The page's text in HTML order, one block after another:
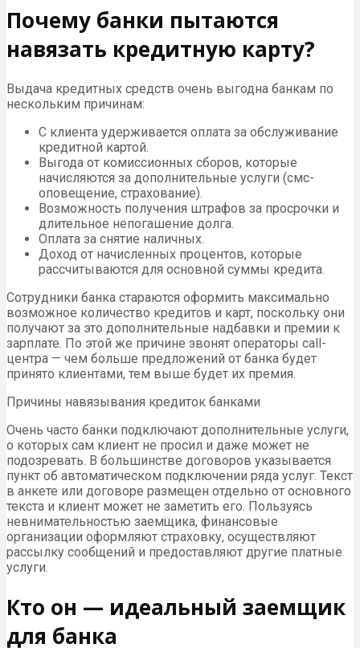
Почему банки пытаются
навязать кредитную карту?
Выдача кредитных средств очень выгодна банкам по
нескольким причинам:
С клиента удерживается оплата за обслуживание
кредитной картой.
Выгода от комиссионных сборов, которые
начисляются за дополнительные услуги (смс-
оповещение, страхование).
Возможность получения штрафов за просрочки и
длительное непогашение долга.
Оплата за снятие наличных.
Доход от начисленных процентов, которые
рассчитываются для основной суммы кредита.
Сотрудники банка стараются оформить максимально
возможное количество кредитов и карт, поскольку они
получают за это дополнительные надбавки и премии к
зарплате. По этой же причине звонят операторы call-
центра — чем больше предложений от банка будет
принято клиентами, тем выше будет их премия.
Причины навязывания кредиток банками
Очень часто банки подключают дополнительные услуги,
о которых сам клиент не просил и даже может не
подозревать. В большинстве договоров указывается
пункт об автоматическом подключении ряда услуг. Текст
в анкете или договоре размещен отдельно от основного
текста и клиент может не заметить его. Пользуясь
невнимательностью заемщика, финансовые
организации оформляют страховку, осуществляют
рассылку сообщений и предоставляют другие платные
услуги.
Кто он — идеальный заемщик
для банка